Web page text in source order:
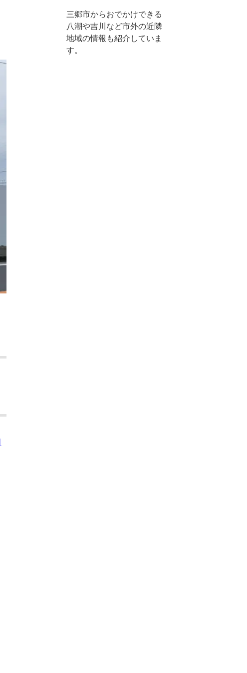
三郷市からおでかけできる
八潮や吉川など市外の近隣
地域の情報も紹介していま
す。